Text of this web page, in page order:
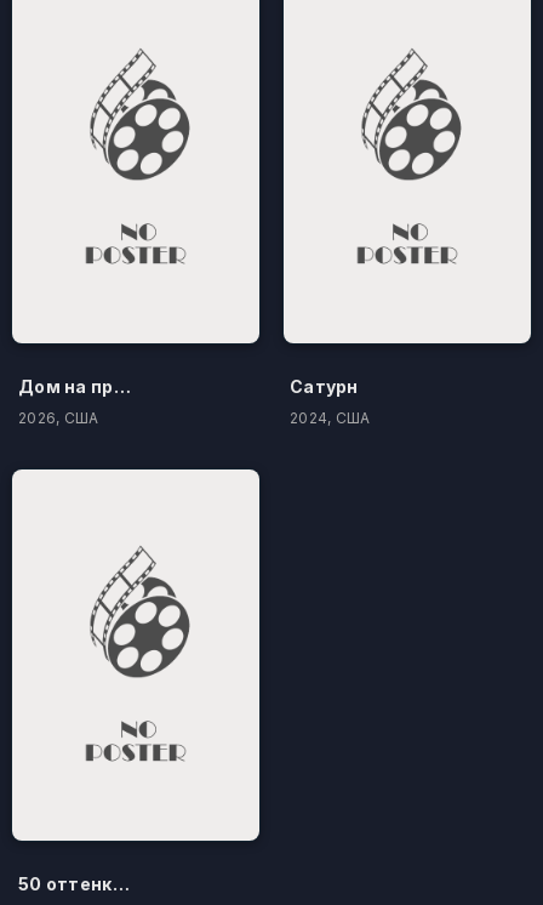
Дом на проклятом холме
2026, США
Сатурн
2024, США
50 оттенков бестселлера